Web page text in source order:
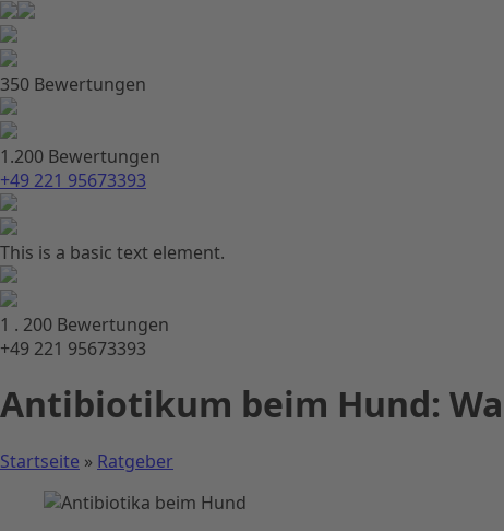
350 Bewertungen
1.200 Bewertungen
+49 221 95673393
This is a basic text element.
1 . 200 Bewertungen
+49 221 95673393
Antibiotikum beim Hund:
Startseite » Ratgeber